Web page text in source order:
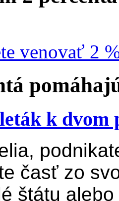
venovať 2
k dvom
časť zo
štátu